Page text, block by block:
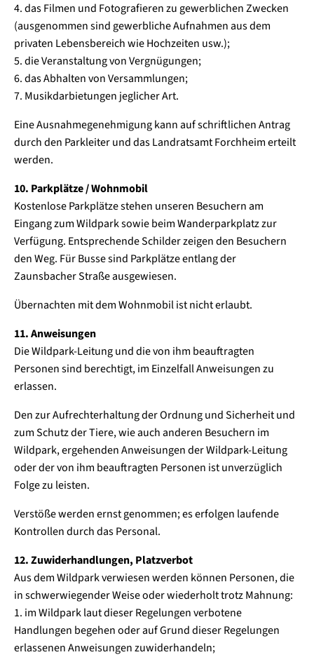
4. das Filmen und Fotografieren zu gewerblichen Zwecken
(ausgenommen sind gewerbliche Aufnahmen aus dem
privaten Lebensbereich wie Hochzeiten usw.);
5. die Veranstaltung von Vergnügungen;
6. das Abhalten von Versammlungen;
7. Musikdarbietungen jeglicher Art.
Eine Ausnahmegenehmigung kann auf schriftlichen Antrag
durch den Parkleiter und das Landratsamt Forchheim erteilt
werden.
10. Parkplätze / Wohnmobil
Kostenlose Parkplätze stehen unseren Besuchern am
Eingang zum Wildpark sowie beim Wanderparkplatz zur
Verfügung. Entsprechende Schilder zeigen den Besuchern
den Weg. Für Busse sind Parkplätze entlang der
Zaunsbacher Straße ausgewiesen.
Übernachten mit dem Wohnmobil ist nicht erlaubt.
11. Anweisungen
Die Wildpark-Leitung und die von ihm beauftragten
Personen sind berechtigt, im Einzelfall Anweisungen zu
erlassen.
Den zur Aufrechterhaltung der Ordnung und Sicherheit und
zum Schutz der Tiere, wie auch anderen Besuchern im
Wildpark, ergehenden Anweisungen der Wildpark-Leitung
oder der von ihm beauftragten Personen ist unverzüglich
Folge zu leisten.
Verstöße werden ernst genommen; es erfolgen laufende
Kontrollen durch das Personal.
12. Zuwiderhandlungen, Platzverbot
Aus dem Wildpark verwiesen werden können Personen, die
in schwerwiegender Weise oder wiederholt trotz Mahnung:
1. im Wildpark laut dieser Regelungen verbotene
Handlungen begehen oder auf Grund dieser Regelungen
erlassenen Anweisungen zuwiderhandeln;